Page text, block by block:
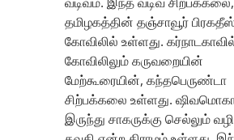
தமிழகத்தின் தஞ்சாவூர்
கோவிலில் உள்ளது.
கோவிலிலும் கருவறையின்
மேற்கூரையின், கந்தபெருண்டா
சிற்பக்கலை உள்ளது.
இருந்து சாகருக்கு செல்லும்